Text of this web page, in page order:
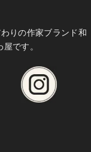
わりの作家ブランド和
です。